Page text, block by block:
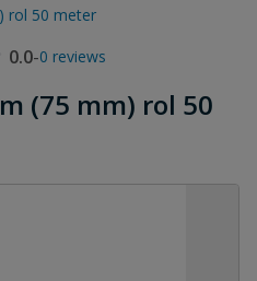
rol 50 meter
0.0-0 reviews
(75 mm) rol 50